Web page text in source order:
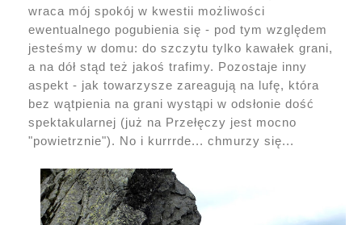
wraca mój spokój w kwestii możliwości
ewentualnego pogubienia się - pod tym względem
jesteśmy w domu: do szczytu tylko kawałek grani,
a na dół stąd też jakoś trafimy. Pozostaje inny
aspekt - jak towarzysze zareagują na lufę, która
bez wątpienia na grani wystąpi w odsłonie dość
spektakularnej (już na Przełęczy jest mocno
"powietrznie"). No i kurrrde... chmurzy się...